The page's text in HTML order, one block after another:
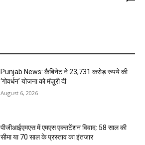
Punjab News: कैबिनेट ने 23,731 करोड़ रुपये की
‘गोवर्धन’ योजना को मंज़ूरी दी
August 6, 2026
पीजीआईएमएस में एमएस एक्सटेंशन विवाद: 58 साल की
सीमा या 70 साल के प्रस्ताव का इंतजार